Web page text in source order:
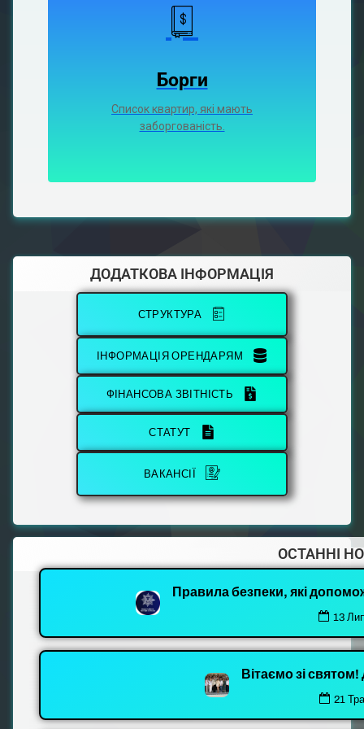
Борги
Список квартир, які мають
заборгованість.
ДОДАТКОВА ІНФОРМАЦІЯ
СТРУКТУРА
ІНФОРМАЦІЯ ОРЕНДАРЯМ
ФІНАНСОВА ЗВІТНІСТЬ
СТАТУТ
ВАКАНСІЇ
ОСТАННІ
Правила безпеки, які
13
Вітаємо зі
21